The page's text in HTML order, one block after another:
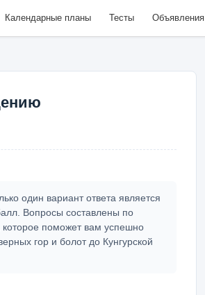
Календарные планы Тесты Объявления
один вариант ответа является
Вопросы составлены по
поможет вам успешно
гор и болот до Кунгурской